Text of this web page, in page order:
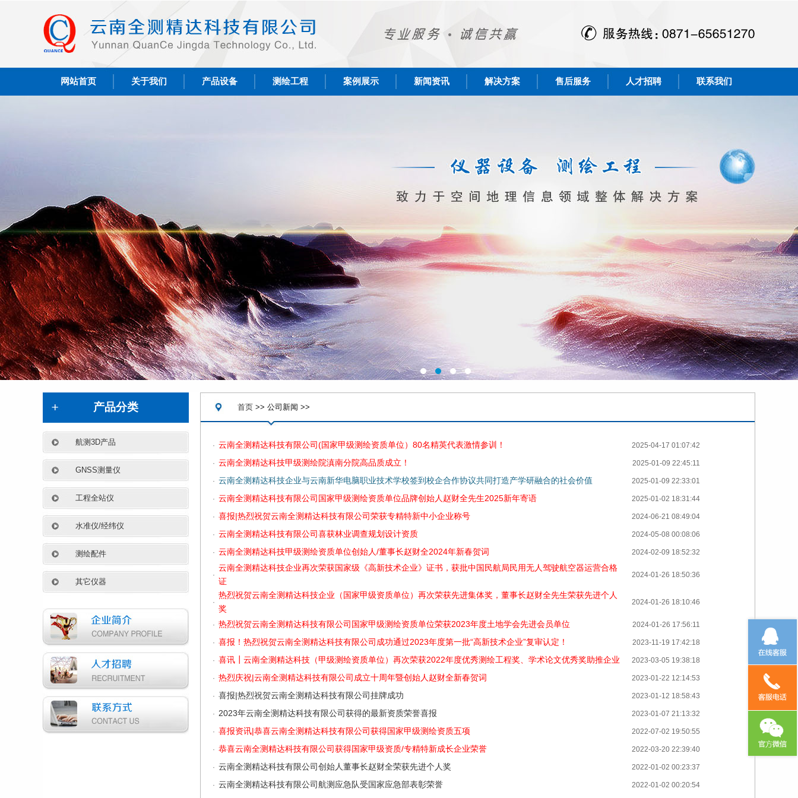
产品分类
航测3D产品
GNSS测量仪
工程全站仪
水准仪/经纬仪
测绘配件
其它仪器
首页 >> 公司新闻 >>
· 云南全测精达科技有限公司(国家甲级测绘资质单位）80名精英代表激情参训！ 2025-04-17 01:07:42
· 云南全测精达科技甲级测绘院滇南分院高品质成立！ 2025-01-09 22:45:11
· 云南全测精达科技企业与云南新华电脑职业技术学校签到校企合作协议共同打造产学研融合的社会价值 2025-01-09 22:33:01
· 云南全测精达科技有限公司国家甲级测绘资质单位品牌创始人赵财全先生2025新年寄语 2025-01-02 18:31:44
· 喜报|热烈祝贺云南全测精达科技有限公司荣获专精特新中小企业称号 2024-06-21 08:49:04
· 云南全测精达科技有限公司喜获林业调查规划设计资质 2024-05-08 00:08:06
· 云南全测精达科技甲级测绘资质单位创始人/董事长赵财全2024年新春贺词 2024-02-09 18:52:32
·
云南全测精达科技企业再次荣获国家级《高新技术企业》证书，获批中国民航局民用无人驾驶航空器运营合格
证
2024-01-26 18:50:36
·
热烈祝贺云南全测精达科技企业（国家甲级资质单位）再次荣获先进集体奖，董事长赵财全先生荣获先进个人
奖
2024-01-26 18:10:46
· 热烈祝贺云南全测精达科技有限公司国家甲级测绘资质单位荣获2023年度土地学会先进会员单位 2024-01-26 17:56:11
· 喜报！热烈祝贺云南全测精达科技有限公司成功通过2023年度第一批“高新技术企业”复审认定！ 2023-11-19 17:42:18
· 喜讯┃云南全测精达科技（甲级测绘资质单位）再次荣获2022年度优秀测绘工程奖、学术论文优秀奖助推企业 2023-03-05 19:38:18
· 热烈庆祝|云南全测精达科技有限公司成立十周年暨创始人赵财全新春贺词 2023-01-22 12:14:53
· 喜报|热烈祝贺云南全测精达科技有限公司挂牌成功 2023-01-12 18:58:43
· 2023年云南全测精达科技有限公司获得的最新资质荣誉喜报 2023-01-07 21:13:32
· 喜报资讯|恭喜云南全测精达科技有限公司获得国家甲级测绘资质五项 2022-07-02 19:50:55
· 恭喜云南全测精达科技有限公司获得国家甲级资质/专精特新成长企业荣誉 2022-03-20 22:39:40
· 云南全测精达科技有限公司创始人董事长赵财全荣获先进个人奖 2022-01-02 00:23:37
· 云南全测精达科技有限公司航测应急队受国家应急部表彰荣誉 2022-01-02 00:20:54
网站首页 关于我们 产品设备 测绘工程 案例展示 新闻资讯 解决方案 售后服务 人才招聘 联系我们